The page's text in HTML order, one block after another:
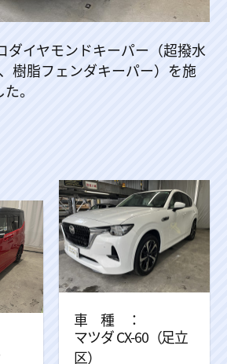
ダイヤモンドキーパー（超撥水
樹脂フェンダキーパー）を施
。
マツダ CX-60（足立
区）